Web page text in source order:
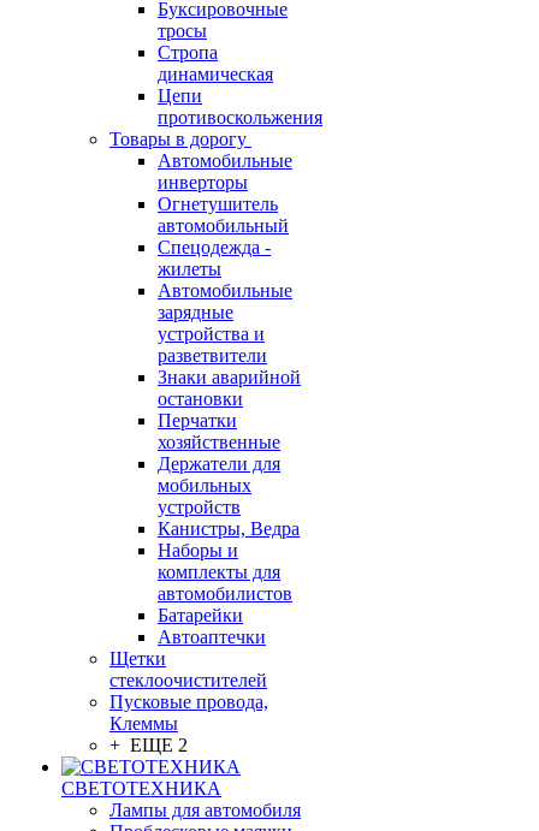
Буксировочные
тросы
Стропа
динамическая
Цепи
противоскольжения
Товары в дорогу
Автомобильные
инверторы
Огнетушитель
автомобильный
Спецодежда -
жилеты
Автомобильные
зарядные
устройства и
разветвители
Знаки аварийной
остановки
Перчатки
хозяйственные
Держатели для
мобильных
устройств
Канистры, Ведра
Наборы и
комплекты для
автомобилистов
Батарейки
Автоаптечки
Щетки
стеклоочистителей
Пусковые провода,
Клеммы
+ ЕЩЕ 2
СВЕТОТЕХНИКА
Лампы для автомобиля